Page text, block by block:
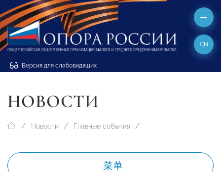
Версия для слабовидящих
CN
НОВОСТИ
Новости Главные события
菜单